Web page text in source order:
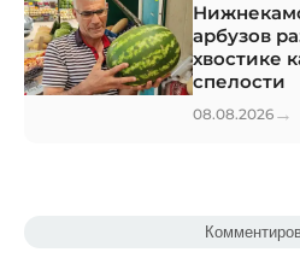
арбузов
хвостике
спелости
08.08.2026 →